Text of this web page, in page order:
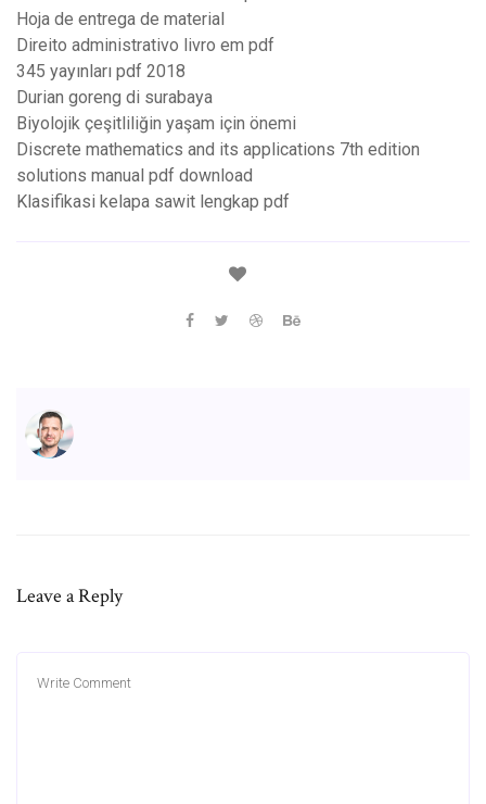
Hoja de entrega de material
Direito administrativo livro em pdf
345 yayınları pdf 2018
Durian goreng di surabaya
Biyolojik çeşitliliğin yaşam için önemi
Discrete mathematics and its applications 7th edition
solutions manual pdf download
Klasifikasi kelapa sawit lengkap pdf
Leave a Reply